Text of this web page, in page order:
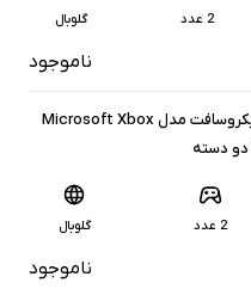
2 عدد گلوبال
ناموجود
کنسول بازی استوک مایکروسافت مدل Microsoft Xbox
2 عدد گلوبال
ناموجود